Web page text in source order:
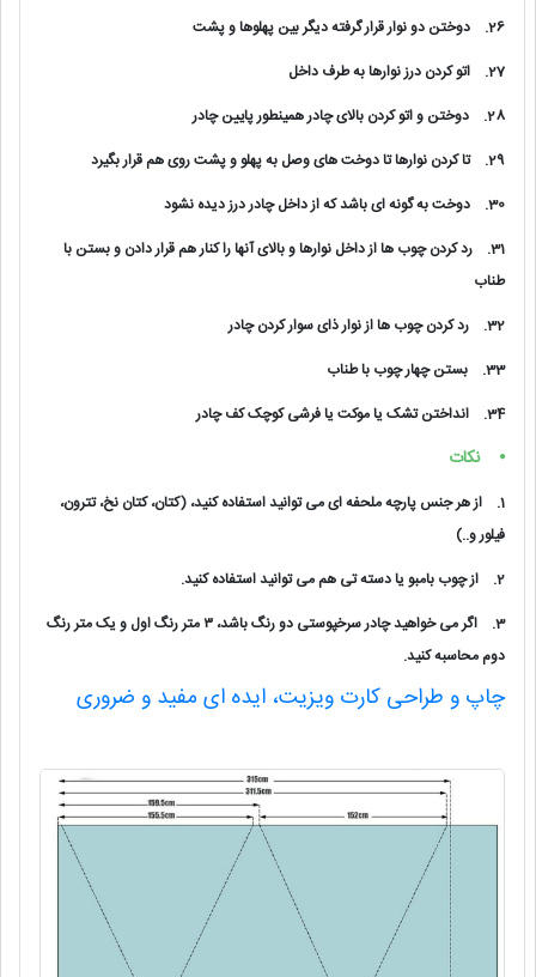
26.
دوختن دو نوار قرار گرفته دیگر بین پهلوها و پشت
27.
اتو کردن درز نوارها به طرف داخل
28.
دوختن و اتو کردن بالای چادر همینطور پایین چادر
29.
تا کردن نوارها تا دوخت های وصل به پهلو و پشت روی هم قرار بگیرد
30.
دوخت به گونه ای باشد که از داخل چادر درز دیده نشود
31.
رد کردن چوب ها از داخل نوارها و بالای آنها را کنار هم قرار دادن و بستن با
طناب
32.
رد کردن چوب ها از نوار ذای سوار کردن چادر
33.
بستن چهار چوب با طناب
34.
انداختن تشک یا موکت یا فرشی کوچک کف چادر
⦁ نکات
1.
از هر جنس پارچه ملحفه ای می توانید استفاده کنید، (کتان، کتان نخ، تترون،
فیلور و..)
2.
از چوب بامبو یا دسته تی هم می توانید استفاده کنید.
3.
اگر می خواهید چادر سرخپوستی دو رنگ باشد، ۳ متر رنگ اول و یک متر رنگ
دوم محاسبه کنید.
چاپ و طراحی کارت ویزیت، ایده ای مفید و ضروری